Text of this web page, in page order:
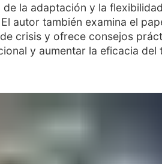
la adaptación y la
autor también examina el
crisis y ofrece consejos
y aumentar la eficacia del